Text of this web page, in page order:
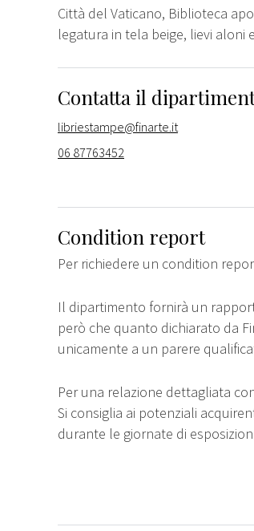
Città del Vaticano, Biblioteca
legatura in tela beige, lievi aloni
Contatta il
libriestampe@finarte.it
06 87763452
Condition report
Per richiedere un condition
Il dipartimento fornirà un
però che quanto dichiarato da
unicamente a un parere
Per una relazione dettagliata
Si consiglia ai potenziali
durante le giornate di